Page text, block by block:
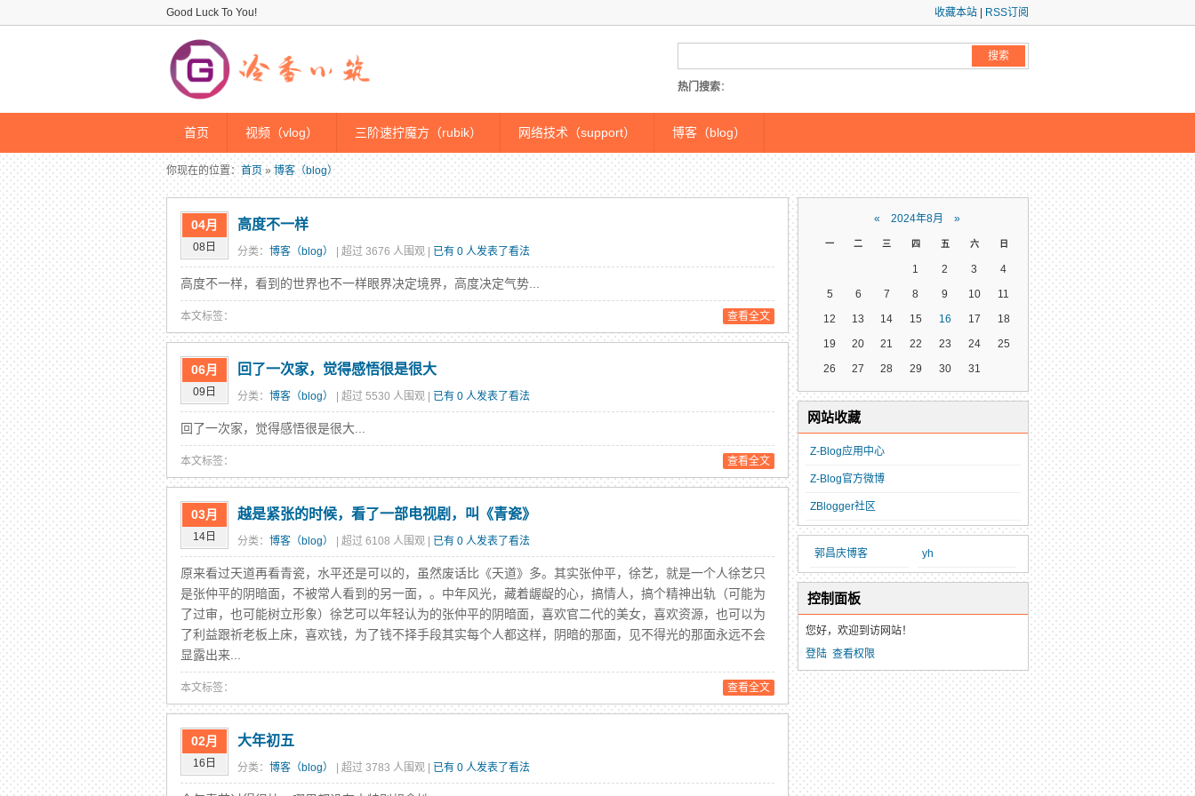
收藏本站 RSS订阅
Good Luck To You!
热门搜索：
首页 视频（vlog） 三阶速拧魔方（rubik） 网络技术（support） 博客（blog）
你现在的位置： 首页 » 博客（blog）
04月
08日
高度不一样
分类： 博客（blog） | 超过 3676 人围观 | 已有 0 人发表了看法
高度不一样，看到的世界也不一样眼界决定境界，高度决定气势...
查看全文
本文标签：
06月
09日
回了一次家，觉得感悟很是很大
分类： 博客（blog） | 超过 5530 人围观 | 已有 0 人发表了看法
回了一次家，觉得感悟很是很大...
查看全文
本文标签：
03月
14日
越是紧张的时候，看了一部电视剧，叫《青瓷》
分类： 博客（blog） | 超过 6108 人围观 | 已有 0 人发表了看法
原来看过天道再看青瓷，水平还是可以的，虽然废话比《天道》多。其实张仲平，徐艺，就是一个人徐艺只
是张仲平的阴暗面，不被常人看到的另一面，。中年风光，藏着龌龊的心，搞情人，搞个精神出轨（可能为
了过审，也可能树立形象）徐艺可以年轻认为的张仲平的阴暗面，喜欢官二代的美女，喜欢资源，也可以为
了利益跟祈老板上床，喜欢钱，为了钱不择手段其实每个人都这样，阴暗的那面，见不得光的那面永远不会
显露出来...
查看全文
本文标签：
02月
16日
大年初五
分类： 博客（blog） | 超过 3783 人围观 | 已有 0 人发表了看法
« 2024年8月 »
一 二 三 四 五 六 日
1 2 3
4
5
6 7 8 9 10
11
12
13 14 15 16 17
18
19
20 21 22 23 24
25
26
27 28 29 30 31
网站收藏
Z-Blog应用中心
Z-Blog官方微博
ZBlogger社区
郭昌庆博客 yh
控制面板
您好，欢迎到访网站！
登陆 查看权限